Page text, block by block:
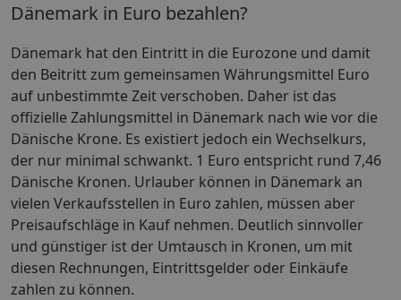
Dänemark in Euro bezahlen?
Dänemark hat den Eintritt in die Eurozone und damit
den Beitritt zum gemeinsamen Währungsmittel Euro
auf unbestimmte Zeit verschoben. Daher ist das
offizielle Zahlungsmittel in Dänemark nach wie vor die
Dänische Krone. Es existiert jedoch ein Wechselkurs,
der nur minimal schwankt. 1 Euro entspricht rund 7,46
Dänische Kronen. Urlauber können in Dänemark an
vielen Verkaufsstellen in Euro zahlen, müssen aber
Preisaufschläge in Kauf nehmen. Deutlich sinnvoller
und günstiger ist der Umtausch in Kronen, um mit
diesen Rechnungen, Eintrittsgelder oder Einkäufe
zahlen zu können.